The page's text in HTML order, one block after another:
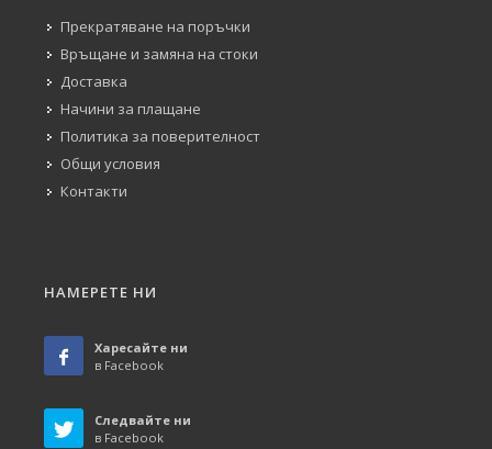
Прекратяване на поръчки
Връщане и замяна на стоки
Доставка
Начини за плащане
Политика за поверителност
Общи условия
Контакти
НАМЕРЕТЕ НИ
Харесайте ни
в Facebook
Следвайте ни
в Facebook